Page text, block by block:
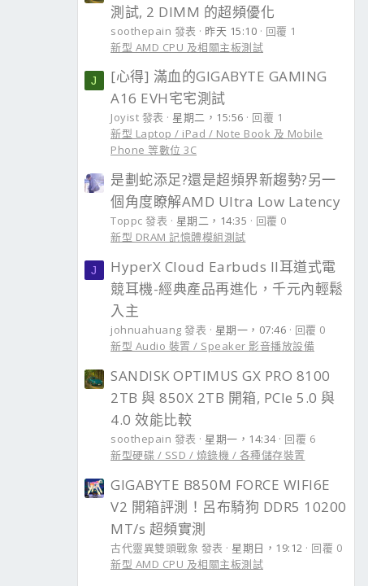
測試, 2 DIMM 的超頻優化
soothepain 發表 昨天 15:10
回覆 1
新型 AMD CPU 及相關主板測試
J
[心得] 滿血的GIGABYTE GAMING
A16 EVH宅宅測試
Joyist 發表 星期二，15:56
回覆 1
新型 Laptop / iPad / Note Book 及 Mobile
Phone 等數位 3C
是劃蛇添足?還是超頻界新趨勢?另一
個角度瞭解AMD Ultra Low Latency
Toppc 發表 星期二，14:35
回覆 0
新型 DRAM 記憶體模組測試
J
HyperX Cloud Earbuds II耳道式電
競耳機-經典產品再進化，千元內輕鬆
入主
johnuahuang 發表 星期一，07:46
回覆 0
新型 Audio 裝置 / Speaker 影音播放設備
SANDISK OPTIMUS GX PRO 8100
2TB 與 850X 2TB 開箱, PCIe 5.0 與
4.0 效能比較
soothepain 發表 星期一，14:34
回覆 6
新型硬碟 / SSD / 燒錄機 / 各種儲存裝置
GIGABYTE B850M FORCE WIFI6E
V2 開箱評測！呂布騎狗 DDR5 10200
MT/s 超頻實測
古代靈異雙頭戰象 發表 星期日，19:12
回覆 0
新型 AMD CPU 及相關主板測試